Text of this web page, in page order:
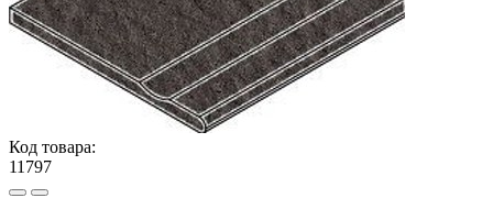
Код товара:
11797